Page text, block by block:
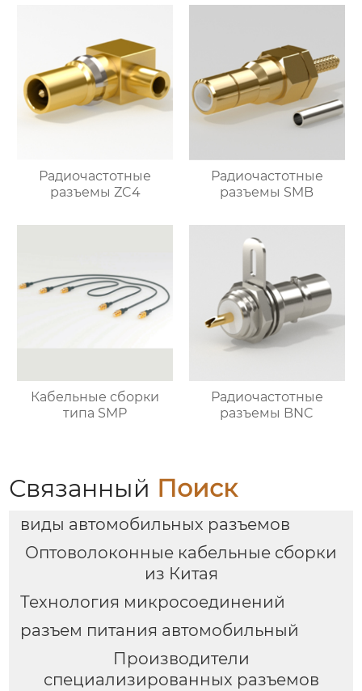
Радиочастотные
разъемы ZC4
Радиочастотные
разъемы SMB
Кабельные сборки
типа SMP
Радиочастотные
разъемы BNC
Связанный Поиск
виды автомобильных разъемов
Оптоволоконные кабельные сборки
из Китая
Технология микросоединений
разъем питания автомобильный
Производители
специализированных разъемов